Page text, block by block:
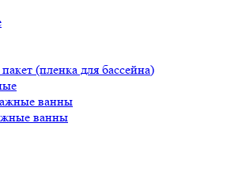
(пленка для бассейна)
ванны
ванны